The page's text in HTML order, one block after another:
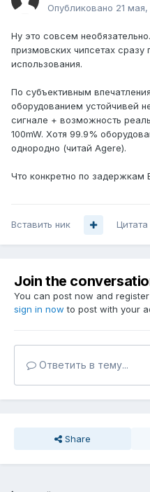
Опубликовано 21
Ну это совсем
призмовских чипсетах
использования.
По субъективным
оборудованием устойчивей
сигнале + возможность
100mW. Хотя 99.9%
однородно (читай Agere).
Что конкретно по задержкам
Вставить ник Цитата
Join the
You can post now and
sign in now to post with your
Ответить в тему...
Share